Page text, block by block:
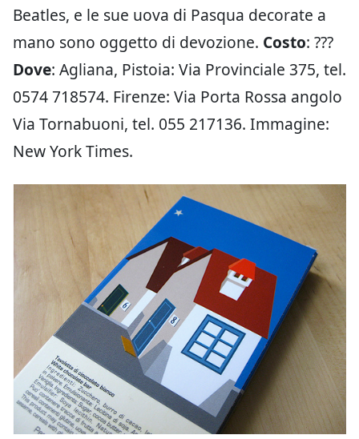
Beatles, e le sue uova di Pasqua decorate a
mano sono oggetto di devozione. Costo: ???
Dove: Agliana, Pistoia: Via Provinciale 375, tel.
0574 718574. Firenze: Via Porta Rossa angolo
Via Tornabuoni, tel. 055 217136. Immagine:
New York Times.